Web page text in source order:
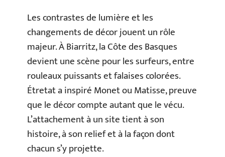
Les contrastes de lumière et les
changements de décor jouent un rôle
majeur. À Biarritz, la Côte des Basques
devient une scène pour les surfeurs, entre
rouleaux puissants et falaises colorées.
Étretat a inspiré Monet ou Matisse, preuve
que le décor compte autant que le vécu.
L’attachement à un site tient à son
histoire, à son relief et à la façon dont
chacun s’y projette.